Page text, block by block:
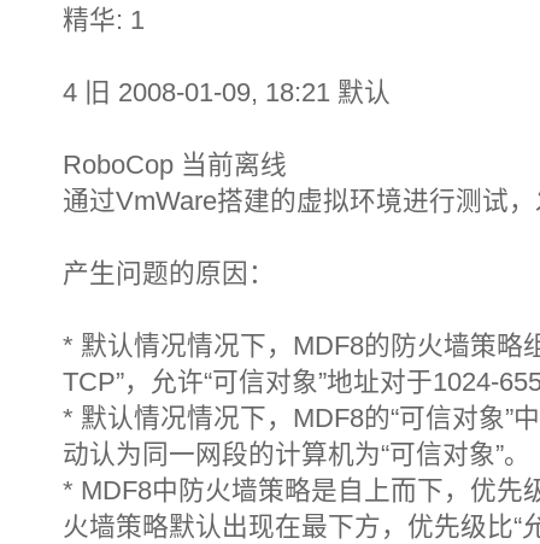
精华: 1
4 旧 2008-01-09, 18:21 默认
RoboCop 当前离线
通过VmWare搭建的虚拟环境进行测试
产生问题的原因：
* 默认情况情况下，MDF8的防火墙策略
TCP”，允许“可信对象”地址对于1024-
* 默认情况情况下，MDF8的“可信对象”
动认为同一网段的计算机为“可信对象”。
* MDF8中防火墙策略是自上而下，优先
火墙策略默认出现在最下方，优先级比“